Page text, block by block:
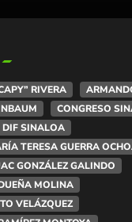
RIVERA
CONGRESO
DIF SINALOA
TERESA GUERRA
GONZÁLEZ GALINDO
MOLINA
VELÁZQUEZ